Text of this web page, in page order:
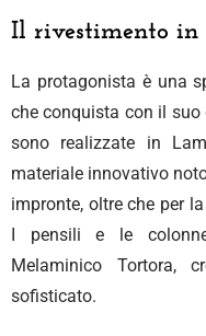
Il rivestimento in
La protagonista è una
che conquista con il
sono realizzate in
materiale innovativo
impronte, oltre che per
I pensili e le
Melaminico Tortora,
sofisticato.